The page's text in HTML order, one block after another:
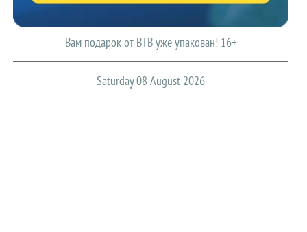
Вам подарок от ВТВ уже упакован! 16+
Saturday 08 August 2026